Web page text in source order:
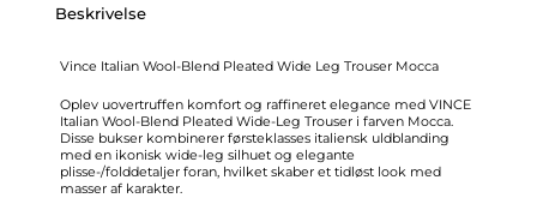
Beskrivelse
Vince Italian Wool-Blend Pleated Wide Leg Trouser Mocca
Oplev uovertruffen komfort og raffineret elegance med VINCE
Italian Wool-Blend Pleated Wide-Leg Trouser i farven Mocca.
Disse bukser kombinerer førsteklasses italiensk uldblanding
med en ikonisk wide-leg silhuet og elegante
plisse-/folddetaljer foran, hvilket skaber et tidløst look med
masser af karakter.